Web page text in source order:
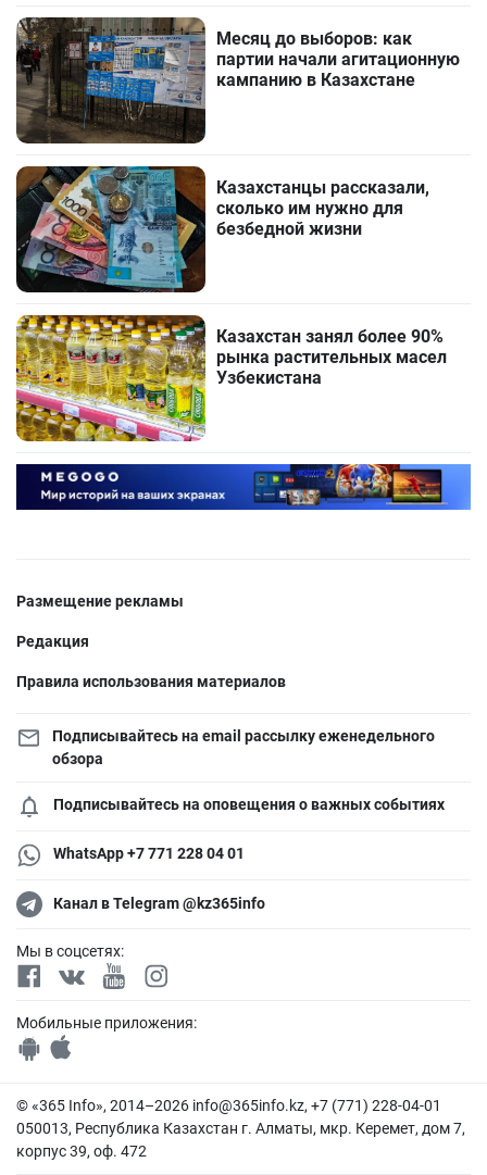
Месяц до выборов: как
партии начали агитационную
кампанию в Казахстане
Казахстанцы рассказали,
сколько им нужно для
безбедной жизни
Казахстан занял более 90%
рынка растительных масел
Узбекистана
Размещение рекламы
Редакция
Правила использования материалов
Подписывайтесь на email рассылку еженедельного
обзора
Подписывайтесь на оповещения о важных событиях
WhatsApp +7 771 228 04 01
Канал в Telegram @kz365info
Мы в соцсетях:
Мобильные приложения:
© «365 Info», 2014–2026 info@365info.kz, +7 (771) 228-04-01
050013, Республика Казахстан г. Алматы, мкр. Керемет, дом 7,
корпус 39, оф. 472